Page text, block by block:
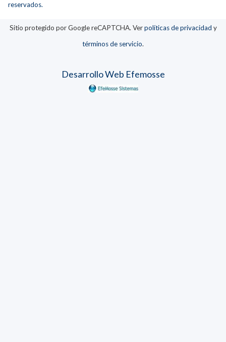
reservados.
Sitio protegido por Google reCAPTCHA. Verpolíticas de privacidad y
términos de servicio.
Desarrollo Web Efemosse